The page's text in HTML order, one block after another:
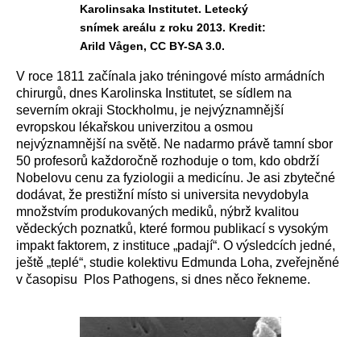
Karolinsaka Institutet. Letecký
snímek areálu z roku 2013. Kredit:
Arild Vågen, CC BY-SA 3.0.
V roce 1811 začínala jako tréningové místo armádních
chirurgů, dnes Karolinska Institutet, se sídlem na
severním okraji Stockholmu, je nejvýznamnější
evropskou lékařskou univerzitou a osmou
nejvýznamnější na světě. Ne nadarmo právě tamní sbor
50 profesorů každoročně rozhoduje o tom, kdo obdrží
Nobelovu cenu za fyziologii a medicínu. Je asi zbytečné
dodávat, že prestižní místo si universita nevydobyla
množstvím produkovaných mediků, nýbrž kvalitou
vědeckých poznatků, které formou publikací s vysokým
impakt faktorem, z instituce „padají“. O výsledcích jedné,
ještě „teplé“, studie kolektivu Edmunda Loha, zveřejněné
v časopisu Plos Pathogens, si dnes něco řekneme.